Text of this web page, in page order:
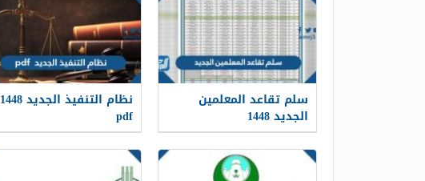
سلم تقاعد المعلمين
الجديد 1448
نظام التنفيذ الجديد 1448
pdf